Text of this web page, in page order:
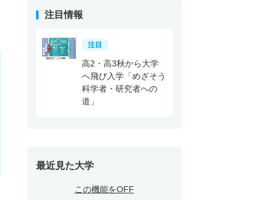
注目情報
注目
高2・高3秋から大学
へ飛び入学「めざそう
科学者・研究者への
道」
最近見た大学
この機能をOFF